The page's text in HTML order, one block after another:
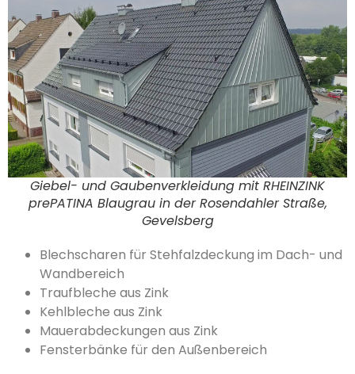
Giebel- und Gaubenverkleidung mit RHEINZINK
prePATINA Blaugrau in der Rosendahler Straße,
Gevelsberg
Blechscharen für Stehfalzdeckung im Dach- und
Wandbereich
Traufbleche aus Zink
Kehlbleche aus Zink
Mauerabdeckungen aus Zink
Fensterbänke für den Außenbereich